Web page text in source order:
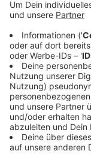
Tier ist 1,40
fünf Monaten
Feuerwehr
anrief. Von
entlaufen. Im
Krefelder
Besitzer
Veröffentlicht:
Anzeige